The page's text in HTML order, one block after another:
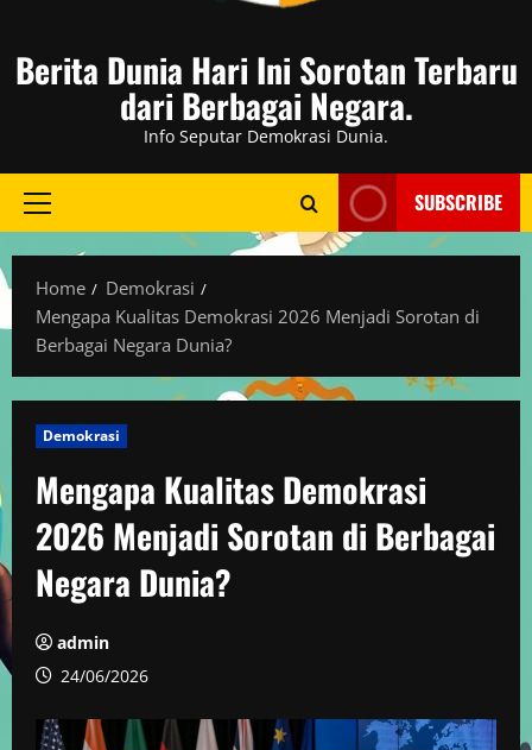
Berita Dunia Hari Ini Sorotan Terbaru
dari Berbagai Negara.
Info Seputar Demokrasi Dunia.
Primary
SUBSCRIBE
Home
Demokrasi
Mengapa Kualitas Demokrasi 2026 Menjadi Sorotan di
Berbagai Negara Dunia?
Demokrasi
Mengapa Kualitas Demokrasi
2026 Menjadi Sorotan di Berbagai
Negara Dunia?
admin
24/06/2026